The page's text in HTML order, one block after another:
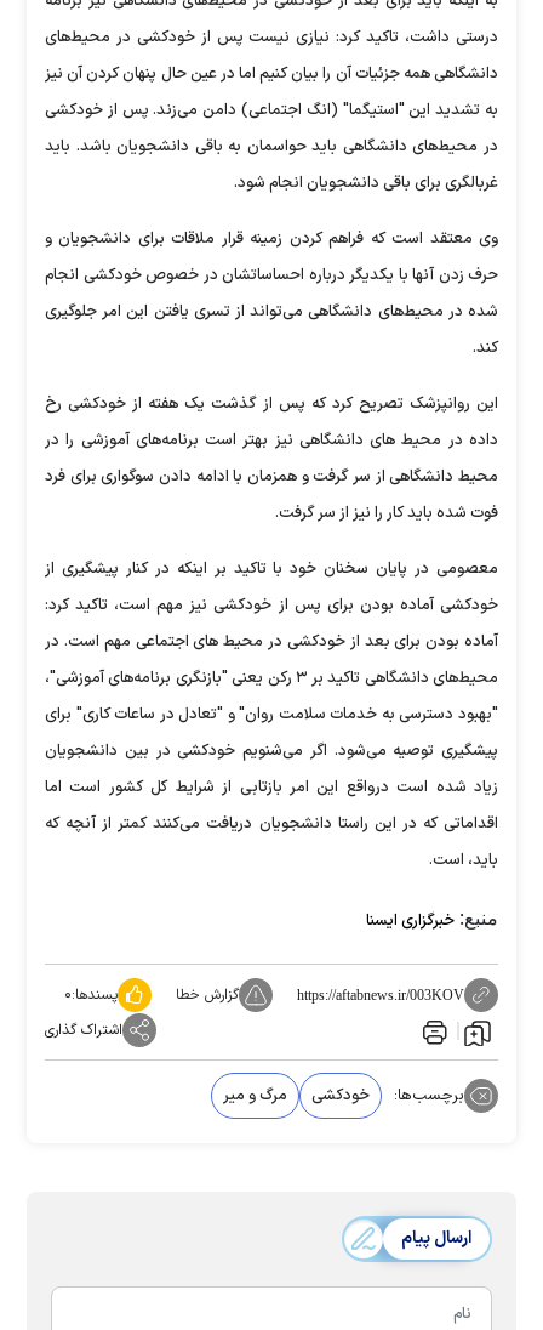
درستی داشت، تاکید کرد: نیازی نیست پس از خودکشی در محیط‌های
دانشگاهی همه جزئیات آن را بیان کنیم اما در عین حال پنهان کردن آن نیز
به تشدید این "استیگما" (انگ اجتماعی) دامن می‌زند. پس از خودکشی
در محیط‌های دانشگاهی باید حواسمان به باقی دانشجویان باشد. باید
غربالگری برای باقی دانشجویان انجام شود.
وی معتقد است که فراهم کردن زمینه قرار ملاقات برای دانشجویان و
حرف زدن آنها با یکدیگر درباره احساساتشان در خصوص خودکشی انجام
شده در محیط‌های دانشگاهی می‌تواند از تسری یافتن این امر جلوگیری
کند.
این روانپزشک تصریح کرد که پس از گذشت یک هفته از خودکشی رخ
داده در محیط های دانشگاهی نیز بهتر است برنامه‌های آموزشی را در
محیط دانشگاهی از سر گرفت و همزمان با ادامه دادن سوگواری برای فرد
فوت شده باید کار را نیز از سر گرفت‌.
معصومی در پایان سخنان خود با تاکید بر اینکه در کنار پیشگیری از
خودکشی آماده بودن برای پس از خودکشی نیز مهم است، تاکید کرد:
آماده بودن برای بعد از خودکشی در محیط های اجتماعی مهم است. در
محیط‌های دانشگاهی تاکید بر ۳ رکن یعنی "بازنگری برنامه‌های آموزشی"،
"بهبود دسترسی به خدمات سلامت روان" و "تعادل در ساعات کاری" برای
پیشگیری توصیه می‌شود. اگر می‌شنویم خودکشی در بین دانشجویان
زیاد شده است درواقع این امر بازتابی از شرایط کل کشور است اما
اقداماتی که در این راستا دانشجویان دریافت می‌کنند کمتر از آنچه که
باید، است.
منبع: خبرگزاری ایسنا
https://aftabnews.ir/003KOV گزارش خطا پسندها:۰
اشتراک گذاری
برچسب‌ها: خودکشی مرگ و میر
ارسال پیام